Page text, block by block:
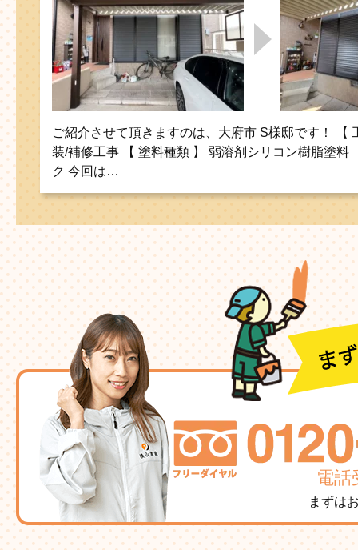
ご紹介させて頂きますのは、大府市 S様邸です！ 【
装/補修工事 【 塗料種類 】 弱溶剤シリコン樹脂塗料
ク 今回は…
電話
まずは